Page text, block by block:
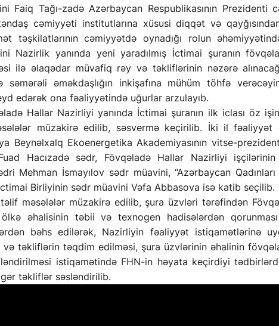
Faiq Tağı-zadə Azərbaycan Respublikasının Prezidenti
cəmiyyəti institutlarına xüsusi diqqət və
təşkilatlarının cəmiyyətdə oynadığı rolun
Nazirlik yanında yeni yaradılmış İctimai şuranın
ilə əlaqədar müvafiq rəy və təkliflərinin nəzərə
səmərəli əməkdaşlığın inkişafına mühüm töhfə
edərək ona fəaliyyətində uğurlar arzulayıb.
Hallar Nazirliyi yanında İctimai şuranın ilk iclası öz
müzakirə edilib, səsvermə keçirilib. İki il fəaliyyət
Beynəlxalq Ekoenergetika Akademiyasının vitse-
Hacızadə sədr, Fövqəladə Hallar Nazirliyi işçilərinin
Mehman İsmayılov sədr müavini, “Azərbaycan
Birliyinin sədr müavini Vəfa Abbasova isə katib seçilib.
məsələlər müzakirə edilib, şura üzvləri tərəfindən
əhalisinin təbii və texnogen hadisələrdən
bəhs edilərək, Nazirliyin fəaliyyət istiqamətlərinə
təkliflərin təqdim edilməsi, şura üzvlərinin əhalinin
istiqamətində FHN-in həyata keçirdiyi
təkliflər səsləndirilib.